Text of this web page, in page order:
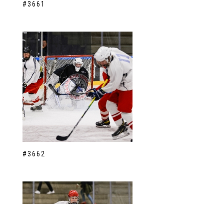
#3661
#3662